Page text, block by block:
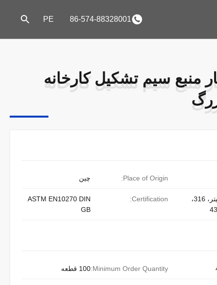
86-574-88328001
PE
منبع سیم تشکیل کارخانه
منبع سیم تشکیل کارخانه
Place of Origin: چین
Certification:
ASTM EN10270 DIN
GB
304، 304 لیتر، 316،
Minimum Order Quantity: 100 قطعه